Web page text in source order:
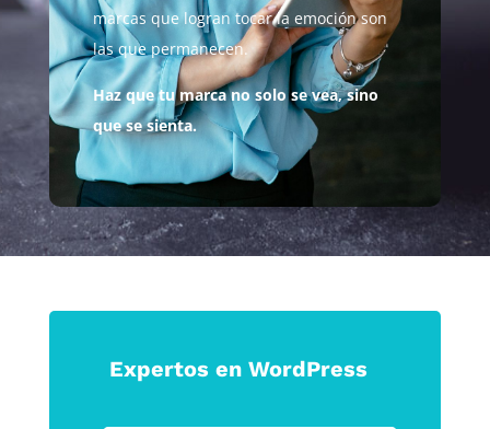
marcas que logran tocar la emoción son
las que permanecen.
Haz que tu marca no solo se vea, sino
que se sienta.
Expertos en WordPress